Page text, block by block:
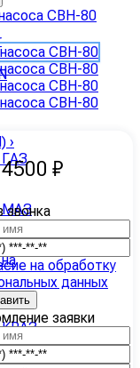
›
ГАЗ
МАЗ
КРАЗ
4500 ₽
звонка
на обработку
данных
заявки